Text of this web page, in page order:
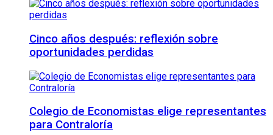
Cinco años después: reflexión sobre
oportunidades perdidas
Colegio de Economistas elige representantes
para Contraloría